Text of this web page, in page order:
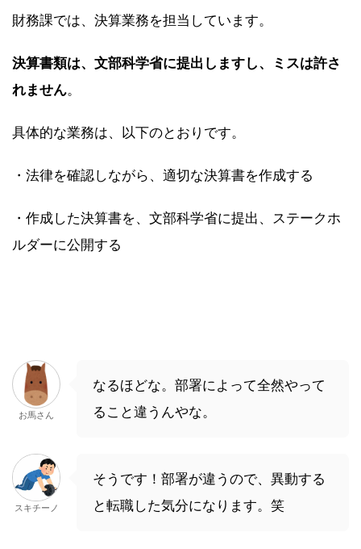
財務課では、決算業務を担当しています。
決算書類は、文部科学省に提出しますし、ミスは許さ
れません。
具体的な業務は、以下のとおりです。
・法律を確認しながら、適切な決算書を作成する
・作成した決算書を、文部科学省に提出、ステークホ
ルダーに公開する
お馬さん
なるほどな。部署によって全然やって
ること違うんやな。
スキチーノ
そうです！部署が違うので、異動する
と転職した気分になります。笑